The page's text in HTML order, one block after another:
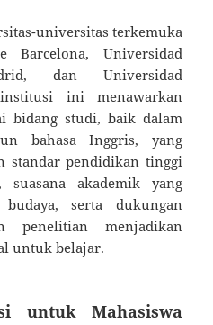
universitas terkemuka
Barcelona, Universidad
dan Universidad
institusi ini menawarkan
bidang studi, baik dalam
bahasa Inggris, yang
standar pendidikan tinggi
akademik yang
budaya, serta dukungan
penelitian menjadikan
untuk belajar.
untuk Mahasiswa